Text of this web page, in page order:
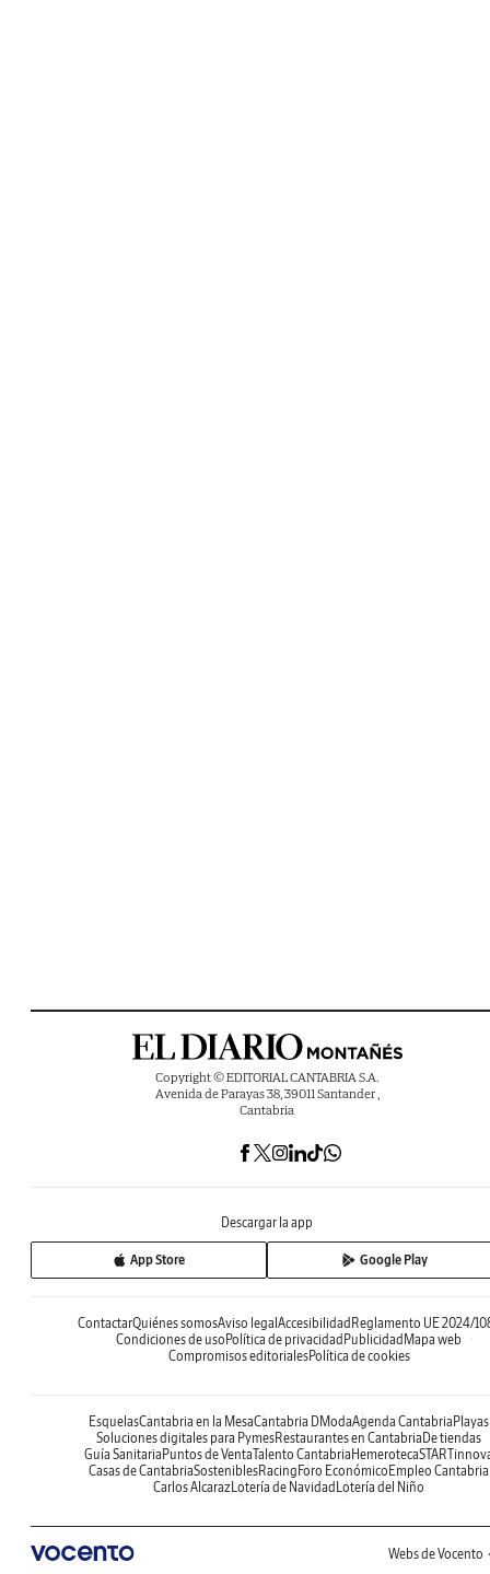
Copyright © EDITORIAL CANTABRIA S.A.
Avenida de Parayas 38, 39011 Santander ,
Cantabria
Descargar la app
App Store Google Play
ContactarQuiénes somosAviso legal Accesibilidad Reglamento UE 2024/
Condiciones de uso Política de privacidad Publicidad Mapa web
Compromisos editorialesPolítica de cookies
EsquelasCantabria en la MesaCantabria DModaAgenda Cantabria Playas
Soluciones digitales para PymesRestaurantes en Cantabria De tiendas
Guía Sanitaria Puntos de VentaTalento Cantabria Hemeroteca
Casas de CantabriaSosteniblesRacing Foro Económico Empleo Cantabria
Carlos Alcaraz Lotería de Navidad Lotería del Niño
Webs de Vocento